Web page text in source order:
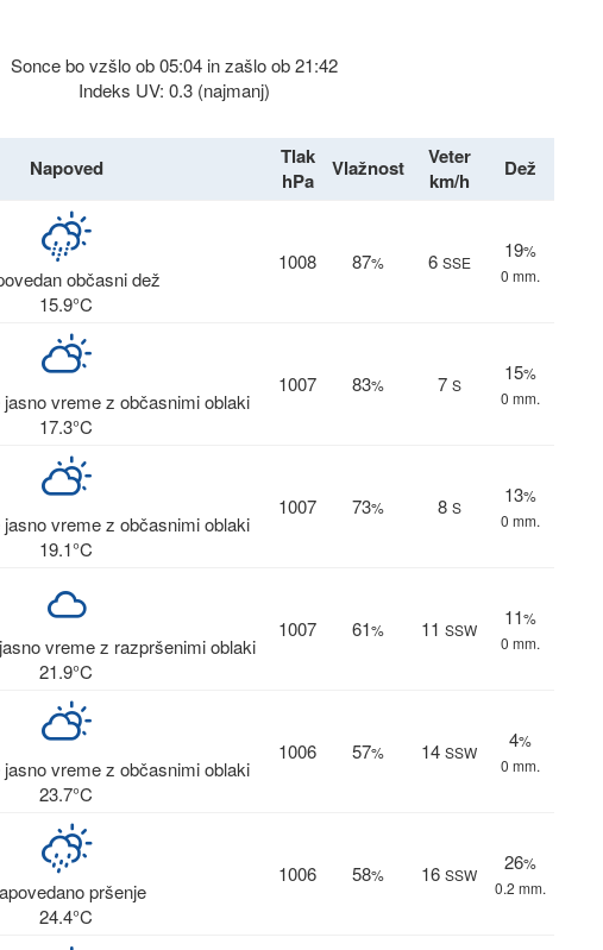
Sonce bo vzšlo ob 05:04 in zašlo ob 21:42
Indeks UV: 0.3 (najmanj)
Napoved
Tlak
hPa
Vlažnost
Veter
km/h
Dež
občasni dež
15.9°C
1008 87% 6 SSE
19%
0 mm.
vreme z občasnimi oblaki
17.3°C
1007 83% 7 S
15%
0 mm.
vreme z občasnimi oblaki
19.1°C
1007 73% 8 S
13%
0 mm.
vreme z razpršenimi oblaki
21.9°C
1007 61% 11 SSW
11%
0 mm.
vreme z občasnimi oblaki
23.7°C
1006 57% 14 SSW
4%
0 mm.
pršenje
24.4°C
1006 58% 16 SSW
26%
0.2 mm.